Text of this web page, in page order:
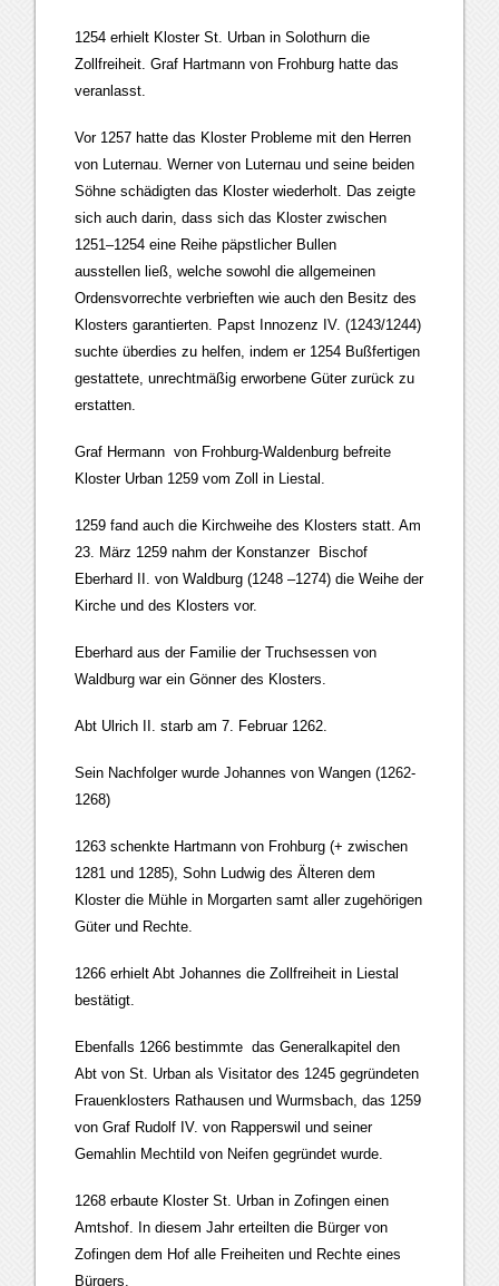
1254 erhielt Kloster St. Urban in Solothurn die
Zollfreiheit. Graf Hartmann von Frohburg hatte das
veranlasst.
Vor 1257 hatte das Kloster Probleme mit den Herren
von Luternau. Werner von Luternau und seine beiden
Söhne schädigten das Kloster wiederholt. Das zeigte
sich auch darin, dass sich das Kloster zwischen
1251–1254 eine Reihe päpstlicher Bullen
ausstellen ließ, welche sowohl die allgemeinen
Ordensvorrechte verbrieften wie auch den Besitz des
Klosters garantierten. Papst Innozenz IV. (1243/1244)
suchte überdies zu helfen, indem er 1254 Bußfertigen
gestattete, unrechtmäßig erworbene Güter zurück zu
erstatten.
Graf Hermann von Frohburg-Waldenburg befreite
Kloster Urban 1259 vom Zoll in Liestal.
1259 fand auch die Kirchweihe des Klosters statt. Am
23. März 1259 nahm der Konstanzer Bischof
Eberhard II. von Waldburg (1248 –1274) die Weihe der
Kirche und des Klosters vor.
Eberhard aus der Familie der Truchsessen von
Waldburg war ein Gönner des Klosters.
Abt Ulrich II. starb am 7. Februar 1262.
Sein Nachfolger wurde Johannes von Wangen (1262-
1268)
1263 schenkte Hartmann von Frohburg (+ zwischen
1281 und 1285), Sohn Ludwig des Älteren dem
Kloster die Mühle in Morgarten samt aller zugehörigen
Güter und Rechte.
1266 erhielt Abt Johannes die Zollfreiheit in Liestal
bestätigt.
Ebenfalls 1266 bestimmte das Generalkapitel den
Abt von St. Urban als Visitator des 1245 gegründeten
Frauenklosters Rathausen und Wurmsbach, das 1259
von Graf Rudolf IV. von Rapperswil und seiner
Gemahlin Mechtild von Neifen gegründet wurde.
1268 erbaute Kloster St. Urban in Zofingen einen
Amtshof. In diesem Jahr erteilten die Bürger von
Zofingen dem Hof alle Freiheiten und Rechte eines
Bürgers.